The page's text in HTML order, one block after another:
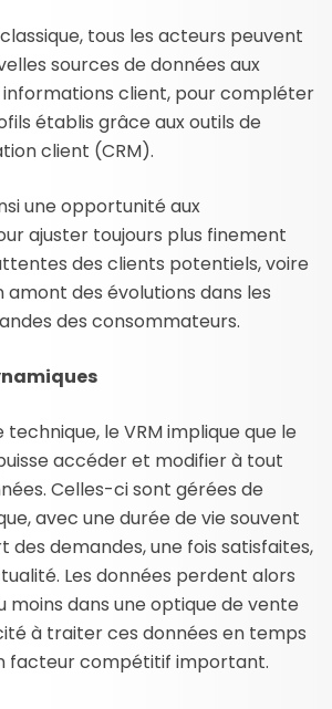
tous les acteurs peuvent
sources de données aux
client, pour compléter
établis grâce aux outils de
client (CRM).
une opportunité aux
ajuster toujours plus finement
des clients potentiels, voire
des évolutions dans les
des consommateurs.
technique, le VRM implique que le
accéder et modifier à tout
Celles-ci sont gérées de
avec une durée de vie souvent
des demandes, une fois satisfaites,
Les données perdent alors
moins dans une optique de vente
à traiter ces données en temps
facteur compétitif important.